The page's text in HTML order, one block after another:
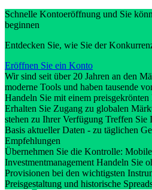
Schnelle Kontoeröffnung und Sie
beginnen
Entdecken Sie, wie Sie der
Eröffnen Sie ein Konto
Wir sind seit über 20 Jahren an den
moderne Tools und haben tausende
Handeln Sie mit einem
Erhalten Sie Zugang zu globalen
stehen zu Ihrer Verfügung Treffen Sie
Basis aktueller Daten - zu täglichen
Empfehlungen
Übernehmen Sie die Kontrolle:
Investmentmanagement Handeln Sie
Provisionen bei den wichtigsten
Preisgestaltung und historische